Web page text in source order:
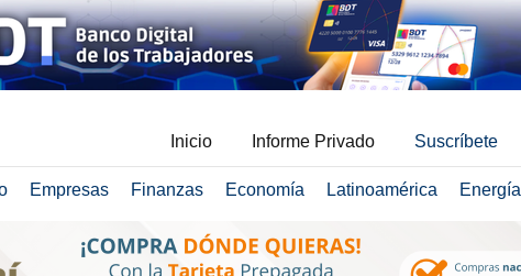
Inicio Informe Privado Suscríbete
Empresas Finanzas Economía Latinoamérica Energía